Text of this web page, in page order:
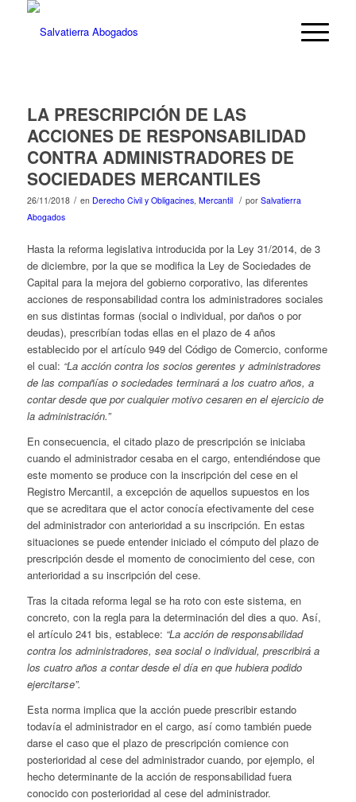
LA PRESCRIPCIÓN DE LAS
ACCIONES DE RESPONSABILIDAD
CONTRA ADMINISTRADORES DE
SOCIEDADES MERCANTILES
26/11/2018 / en Derecho Civil y Obligacines, Mercantil / por Salvatierra
Abogados
Hasta la reforma legislativa introducida por la Ley 31/2014, de 3
de diciembre, por la que se modifica la Ley de Sociedades de
Capital para la mejora del gobierno corporativo, las diferentes
acciones de responsabilidad contra los administradores sociales
en sus distintas formas (social o individual, por daños o por
deudas), prescribían todas ellas en el plazo de 4 años
establecido por el artículo 949 del Código de Comercio, conforme
el cual: “La acción contra los socios gerentes y administradores
de las compañías o sociedades terminará a los cuatro años, a
contar desde que por cualquier motivo cesaren en el ejercicio de
la administración.”
En consecuencia, el citado plazo de prescripción se iniciaba
cuando el administrador cesaba en el cargo, entendiéndose que
este momento se produce con la inscripción del cese en el
Registro Mercantil, a excepción de aquellos supuestos en los
que se acreditara que el actor conocía efectivamente del cese
del administrador con anterioridad a su inscripción. En estas
situaciones se puede entender iniciado el cómputo del plazo de
prescripción desde el momento de conocimiento del cese, con
anterioridad a su inscripción del cese.
Tras la citada reforma legal se ha roto con este sistema, en
concreto, con la regla para la determinación del dies a quo. Así,
el artículo 241 bis, establece: “La acción de responsabilidad
contra los administradores, sea social o individual, prescribirá a
los cuatro años a contar desde el día en que hubiera podido
ejercitarse”.
Esta norma implica que la acción puede prescribir estando
todavía el administrador en el cargo, así como también puede
darse el caso que el plazo de prescripción comience con
posterioridad al cese del administrador cuando, por ejemplo, el
hecho determinante de la acción de responsabilidad fuera
conocido con posterioridad al cese del administrador.